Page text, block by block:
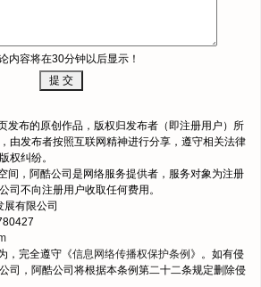
内容将在30分钟以后显示！
发布的原创作品，版权归发布者（即注册用户）所
由发布者按照互联网精神进行分享，遵守相关法律
权纠纷。
间，阿酷公司是网络服务提供者，服务对象为注册
司不向注册用户收取任何费用。
有限公司
，完全遵守《信息网络传播权保护条例 》。如有侵
司，阿酷公司将根据本条例第二十二条规定删除侵